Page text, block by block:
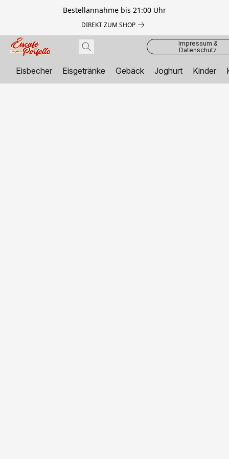
Bestellannahme bis 21:00 Uhr
DIREKT ZUM SHOP
Impressum &
Datenschutz
Eisbecher Eisgetränke Gebäck Joghurt Kinder